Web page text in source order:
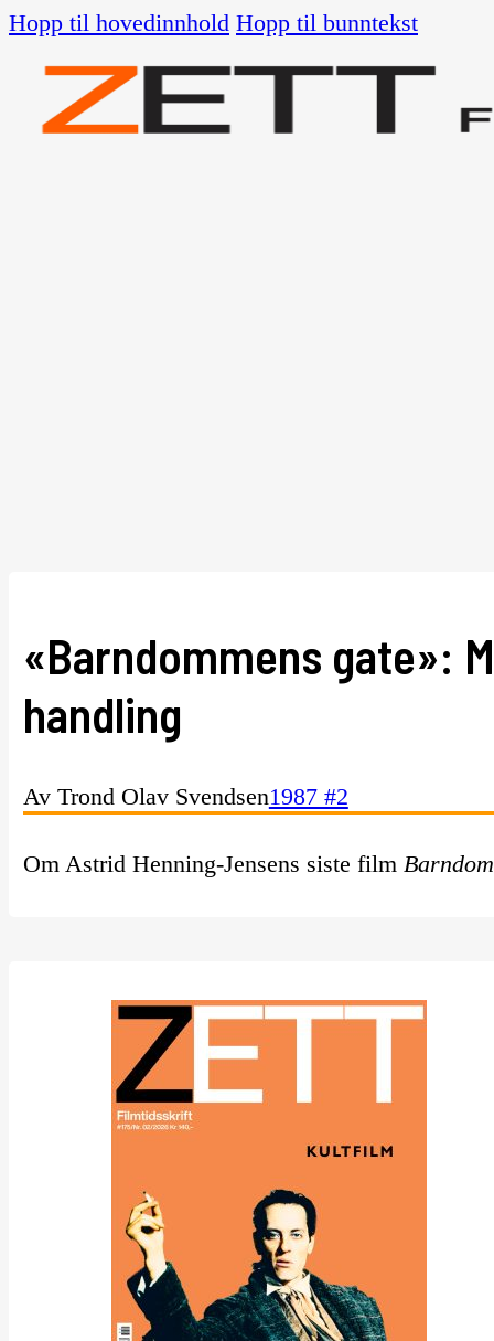
Hopp til hovedinnhold Hopp til bunntekst
«Barndommens gate»:
handling
Av Trond Olav Svendsen1987 #2
Om Astrid Henning-Jensens siste film